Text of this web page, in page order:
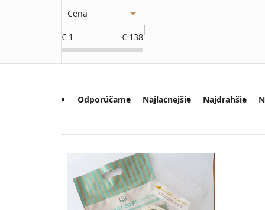
Cena
€ 1 € 138
a
d
n
Odporúčame Najlacnejšie Najdrahšie